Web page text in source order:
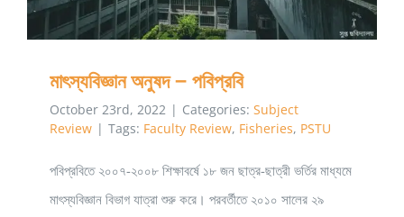
মাৎস্যবিজ্ঞান অনুষদ – পবিপ্রবি
October 23rd, 2022 | Categories: Subject
Review | Tags: Faculty Review, Fisheries, PSTU
পবিপ্রবিতে ২০০৭-২০০৮ শিক্ষাবর্ষে ১৮ জন ছাত্র-ছাত্রী ভর্তির মাধ্যমে
মাৎস্যবিজ্ঞান বিভাগ যাত্রা শুরু করে। পরবর্তীতে ২০১০ সালের ২৯